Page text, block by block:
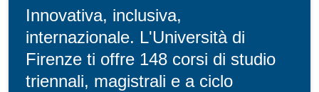
Innovativa, inclusiva,
internazionale. L'Università di
Firenze ti offre 148 corsi di studio
triennali, magistrali e a ciclo